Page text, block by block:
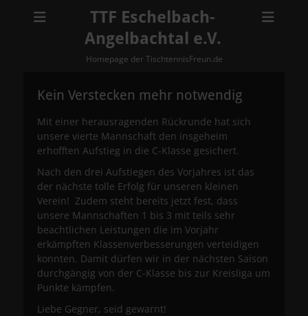
TTF Eschelbach-
Angelbachtal e.V.
Homepage der TischtennisFreun.de
Kein Verstecken mehr notwendig
Mit einer herausragenden Rückrunde hat sich
unsere vierte Mannschaft den insgeheim
erhofften Aufstieg in die C-Klasse gesichert.
Nach den drei Aufstiegen des Vorjahres ist das
der nächste tolle Erfolg für unseren kleinen
Verein! Zudem steht bereits jetzt fest, dass
unsere Mannschaften 1 bis 3 mit teils sehr
beachtlichen Leistungen die im Vorjahr
erkämpften Klassenverbesserungen verteidigen
konnten. Damit dürfen wir in der nächsten Saison
durchgängig von der C-Klasse bis zur Kreisliga um
Punkte kämpfen.
Liebe Gegner, seid gewarnt!